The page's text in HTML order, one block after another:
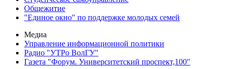
Общежитие
"Единое окно" по поддержке молодых семей
Медиа
Управление информационной политики
Радио "УТРо ВолГУ"
Газета "Форум. Университетский проспект,100"